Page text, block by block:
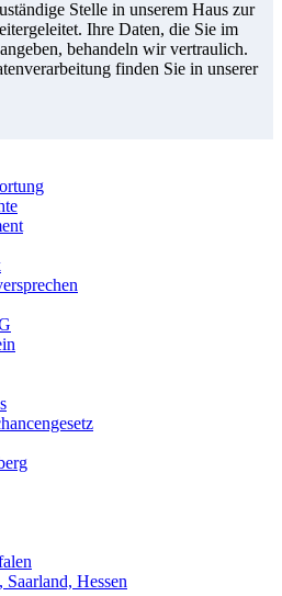
Stelle in unserem Haus zur
Ihre Daten, die Sie im
behandeln wir vertraulich.
finden Sie in unserer
Hessen